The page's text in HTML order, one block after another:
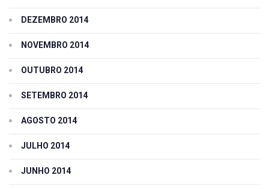
DEZEMBRO 2014
NOVEMBRO 2014
OUTUBRO 2014
SETEMBRO 2014
AGOSTO 2014
JULHO 2014
JUNHO 2014